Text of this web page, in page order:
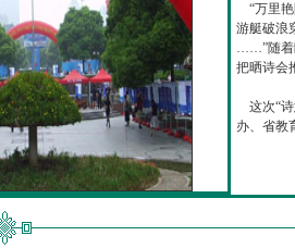
“万里艳
游艇破浪
……”随着
把晒诗会
这次“诗
办、省教